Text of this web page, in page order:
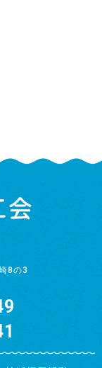
8の3